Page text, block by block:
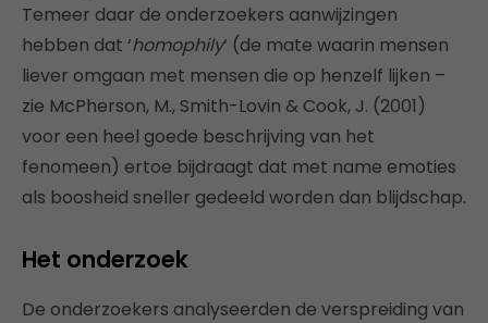
Temeer daar de onderzoekers aanwijzingen
hebben dat ‘homophily‘ (de mate waarin mensen
liever omgaan met mensen die op henzelf lijken –
zie McPherson, M., Smith-Lovin & Cook, J. (2001)
voor een heel goede beschrijving van het
fenomeen) ertoe bijdraagt dat met name emoties
als boosheid sneller gedeeld worden dan blijdschap.
Het onderzoek
De onderzoekers analyseerden de verspreiding van